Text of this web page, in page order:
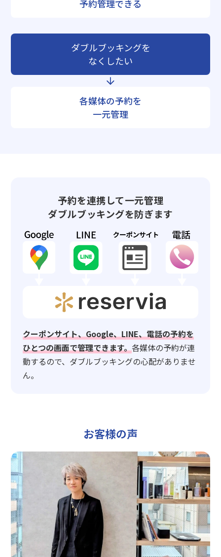
予約管理できる
ダブルブッキングを
なくしたい
各媒体の予約を
一元管理
予約を連携して一元管理
ダブルブッキングを防ぎます
クーポンサイト、Google、LINE、電話の予約を
ひとつの画面で管理できます。各媒体の予約が連
動するので、ダブルブッキングの心配がありませ
ん。
お客様の声